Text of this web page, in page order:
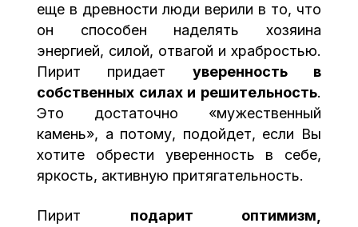
еще в древности люди верили в то, что
он способен наделять хозяина
энергией, силой, отвагой и храбростью.
Пирит придает уверенность в
собственных силах и решительность.
Это достаточно «мужественный
камень», а потому, подойдет, если Вы
хотите обрести уверенность в себе,
яркость, активную притягательность.
Пирит подарит оптимизм,